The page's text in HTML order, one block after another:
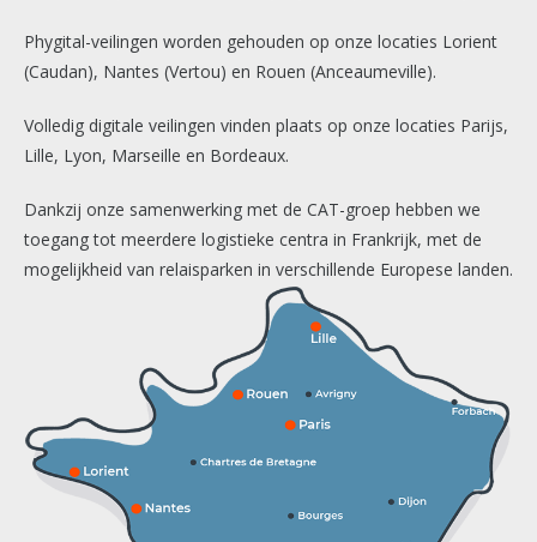
teams, wij geloven in kwalitatieve begeleiding voor iedereen.
Continue verbetering
Vooruitgang staat centraal in onze geschiedenis. Wij moedigen
onze teams aan zich voortdurend te ontwikkelen en hun
vaardigheden te verbeteren, en wij passen onze diensten aan
om te voldoen aan de veranderende behoeften van onze
klanten en de interne uitdagingen.
Phygital-veilingen worden gehouden op onze locaties Lorient
(Caudan), Nantes (Vertou) en Rouen (Anceaumeville).
Volledig digitale veilingen vinden plaats op onze locaties Parijs,
Lille, Lyon, Marseille en Bordeaux.
Dankzij onze samenwerking met de CAT-groep hebben we
toegang tot meerdere logistieke centra in Frankrijk, met de
mogelijkheid van relaisparken in verschillende Europese landen.